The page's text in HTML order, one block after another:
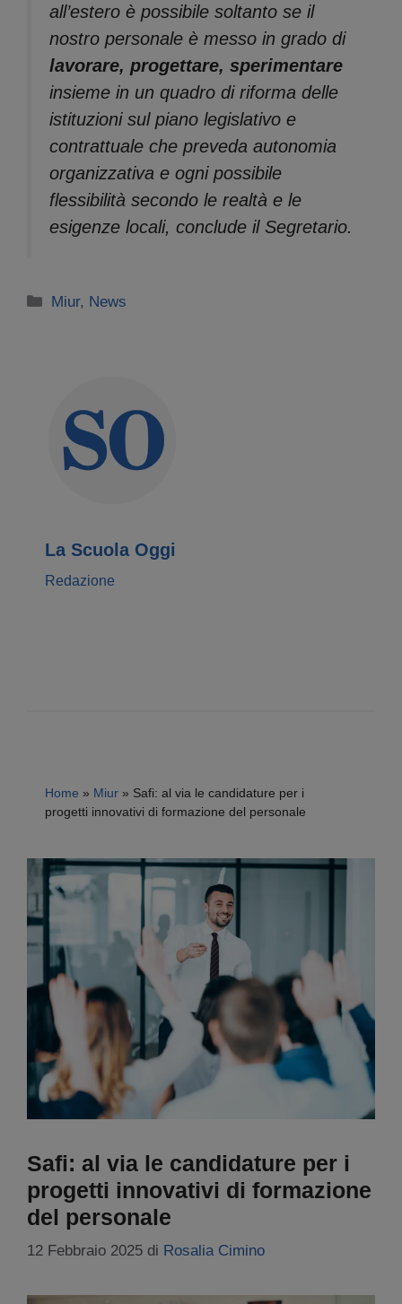
all’estero è possibile soltanto se il
nostro personale è messo in grado di
lavorare, progettare, sperimentare
insieme in un quadro di riforma delle
istituzioni sul piano legislativo e
contrattuale che preveda autonomia
organizzativa e ogni possibile
flessibilità secondo le realtà e le
esigenze locali, conclude il Segretario.
Categorie
Miur, News
La Scuola Oggi
Redazione
Home » Miur » Safi: al via le candidature per i
progetti innovativi di formazione del personale
Safi: al via le candidature per i
progetti innovativi di formazione
del personale
12 Febbraio 2025 di Rosalia Cimino